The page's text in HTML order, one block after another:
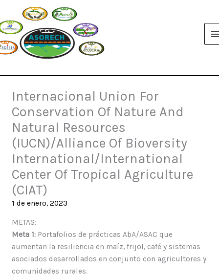
contenido
Internacional Union For
Conservation Of Nature And
Natural Resources
(IUCN)/Alliance Of Bioversity
International/International
Center Of Tropical Agriculture
(CIAT)
1 de enero, 2023
METAS:
Meta 1:Portafolios de prácticas AbA/ASAC que
aumentan la resiliencia en maíz, frijol, café y sistemas
asociados desarrollados en conjunto con agricultores y
comunidades rurales.